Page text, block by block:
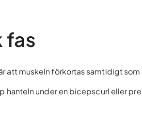
fas
att muskeln förkortas samtidigt
hanteln under en bicepscurl eller